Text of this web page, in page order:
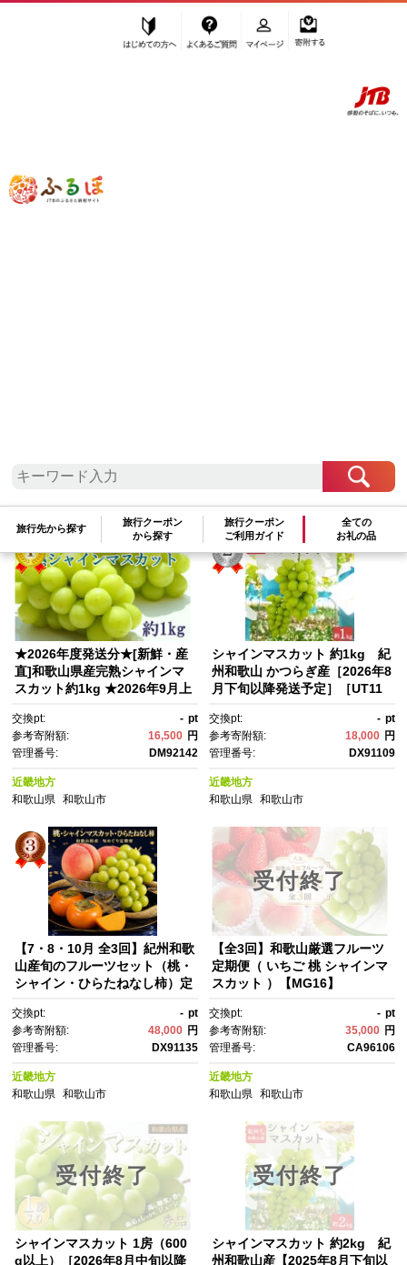
ふるぽ JTBのふるさと納税サイト
旅行先から探す
旅行クーポン
から探す
旅行クーポン
ご利用ガイド
全ての
お礼の品
「ふるさと納税」TOP
ぶどう
マスカット
参考寄附額順|新着順|人気ランキング順
★2026年度発送分★[新鮮・産
直]和歌山県産完熟シャインマ
スカット約1kg ★2026年9月上
交換pt: - pt
参考寄附額:
16,500 円
管理番号:
DM92142
近畿地方
和歌山県
和歌山市
シャインマスカット 約1kg 紀
州和歌山 かつらぎ産［2026年8
月下旬以降発送予定］［UT11
交換pt: - pt
参考寄附額:
18,000 円
管理番号:
DX91109
近畿地方
和歌山県 和歌山市
【7・8・10月 全3回】紀州和歌
山産旬のフルーツセット（桃・
シャイン・ひらたねなし柿）定
交換pt: - pt
参考寄附額:
48,000 円
管理番号:
DX91135
近畿地方
和歌山県
和歌山市
受付終了
【全3回】和歌山厳選フルーツ
定期便（ いちご 桃 シャインマ
スカット ）【MG16】
交換pt: - pt
参考寄附額:
35,000 円
管理番号:
CA96106
近畿地方
和歌山県 和歌山市
受付終了
シャインマスカット 1房（600
g以上）［2026年8月中旬以降
受付終了
シャインマスカット 約2kg 紀
州和歌山産【2025年8月下旬以